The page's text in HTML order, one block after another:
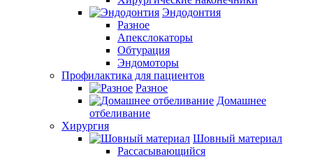
Эндодонтия
Разное
Апекслокаторы
Обтурация
Эндомоторы
Профилактика для пациентов
Разное
Домашнее
отбеливание
Хирургия
Шовный материал
Рассасывающийся